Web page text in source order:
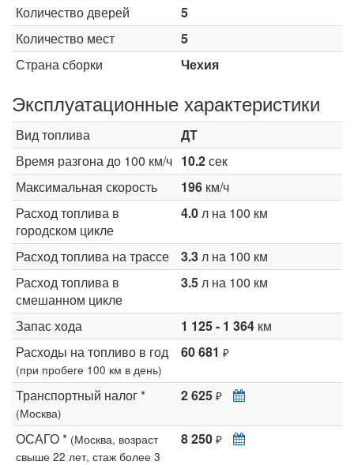
Количество дверей
5
Количество мест
5
Страна сборки
Чехия
Эксплуатационные характеристики
Вид топлива
ДТ
Время разгона до 100 км/ч 10.2сек
Максимальная скорость
196 км/ч
Расход топлива в
городском цикле
4.0л на 100 км
Расход топлива на трассе 3.3л на 100 км
Расход топлива в
смешанном цикле
3.5л на 100 км
Запас хода 1 125 - 1 364 км
Расходы на топливо в год
(при пробеге 100 км в день)
60 681 ₽
Транспортный налог *
(Москва)
2 625 ₽
ОСАГО * (Москва, возраст
свыше 22 лет, стаж более 3
8 250 ₽